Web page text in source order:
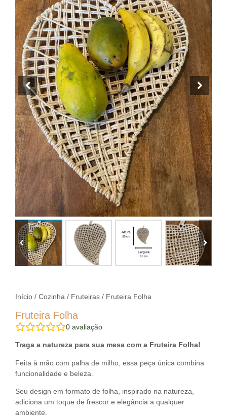
Início / Cozinha / Fruteiras / Fruteira Folha
Fruteira Folha
0 avaliação
Traga a natureza para sua mesa com a Fruteira Folha!
Feita à mão com palha de milho, essa peça única combina
funcionalidade e beleza.
Seu design em formato de folha, inspirado na natureza,
adiciona um toque de frescor e elegância a qualquer
ambiente.